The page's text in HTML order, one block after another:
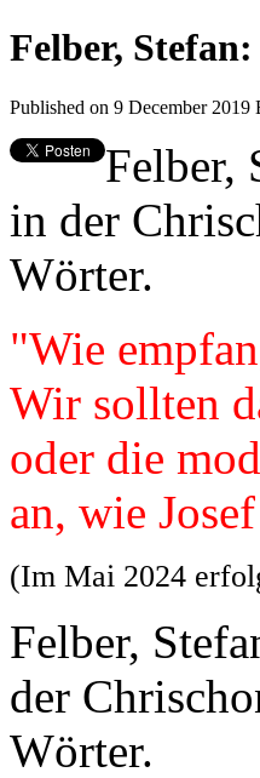
Felber,
Published on 9 December 2019
Felber,
in der
Wörter.
"Wie
Wir sollten
oder die
an, wie
(Im Mai 2024
Felber,
der
Wörter.